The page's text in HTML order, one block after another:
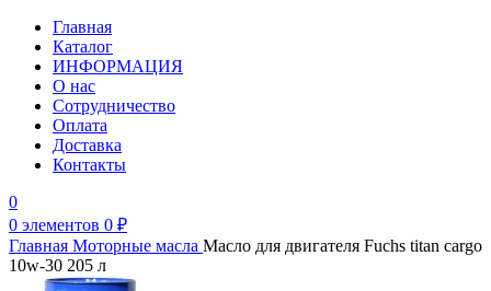
Главная
Каталог
ИНФОРМАЦИЯ
О нас
Сотрудничество
Оплата
Доставка
Контакты
0
0 элементов 0 ₽
Главная Моторные масла Масло для двигателя Fuchs titan cargo
10w-30 205 л